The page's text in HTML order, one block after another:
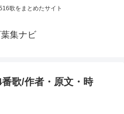
歌をまとめたサイト
集ナビ
歌/作者・原文・時